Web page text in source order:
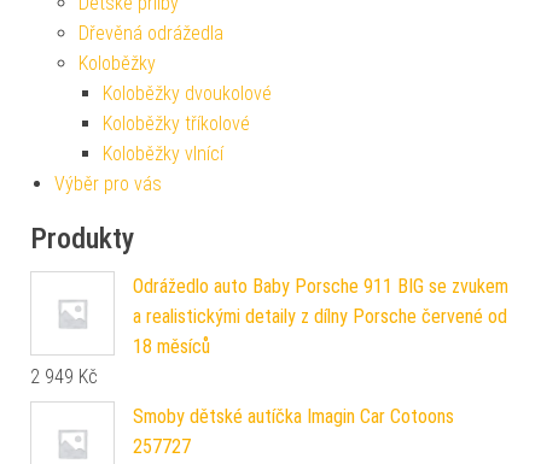
Dřevěná odrážedla
Koloběžky
Koloběžky dvoukolové
Koloběžky tříkolové
Koloběžky vlnící
Výběr pro vás
Produkty
Odrážedlo auto Baby Porsche 911 BIG se zvukem
a realistickými detaily z dílny Porsche červené od
18 měsíců
2 949 Kč
Smoby dětské autíčka Imagin Car Cotoons
257727